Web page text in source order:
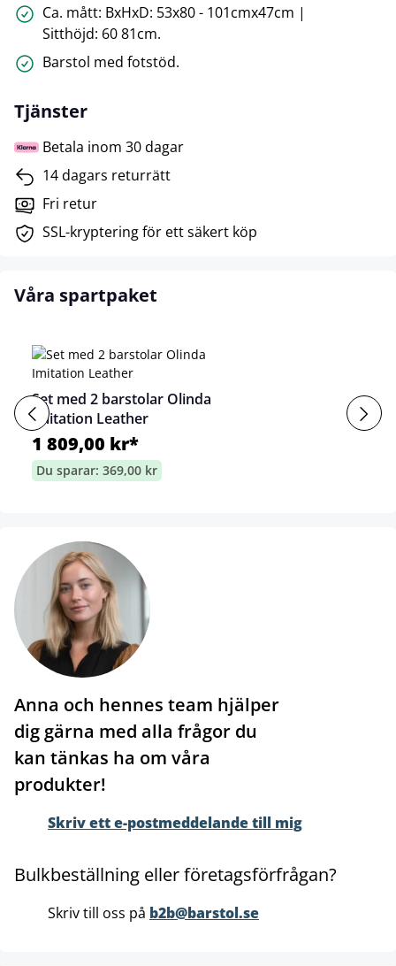
Ca. mått: BxHxD: 53x80 - 101cmx47cm |
Sitthöjd: 60 81cm.
Barstol med fotstöd.
Tjänster
Betala inom 30 dagar
14 dagars returrätt
Fri retur
SSL-kryptering för ett säkert köp
Våra spartpaket
Set med 2 barstolar Olinda
Imitation Leather
1 809,00 kr*
Du sparar: 369,00 kr
Anna och hennes team hjälper
dig gärna med alla frågor du
kan tänkas ha om våra
produkter!
Skriv ett e-postmeddelande till mig
Bulkbeställning eller företagsförfrågan?
Skriv till oss på b2b@barstol.se